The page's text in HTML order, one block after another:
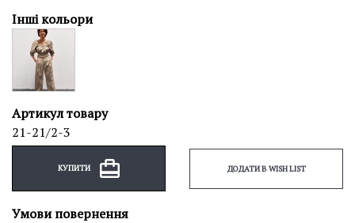
Інші кольори
Артикул товару
21-21/2-3
КУПИТИ ДОДАТИ В WISH LIST
Умови повернення